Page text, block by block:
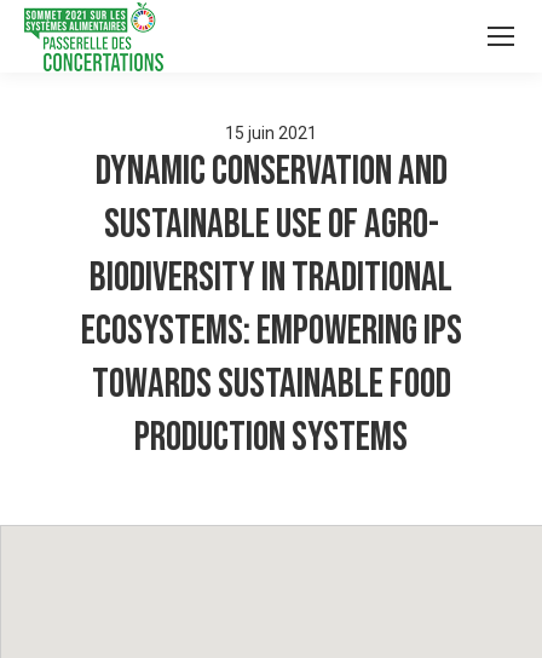
15 juin 2021
Dynamic Conservation and
Sustainable Use of Agro-
Biodiversity in Traditional
Ecosystems: Empowering IPs
Towards Sustainable Food
Production Systems